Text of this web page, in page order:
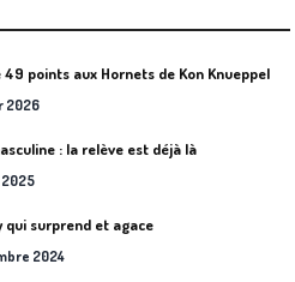
49 points aux Hornets de Kon Knueppel
2026
: la relève est déjà là
qui surprend et agace
2024